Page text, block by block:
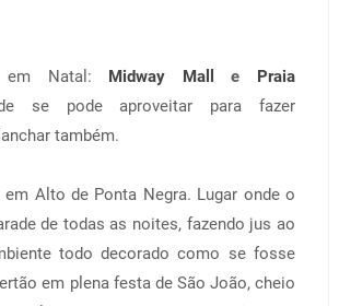
em Natal: Midway Mall e
Praia
se pode aproveitar para fazer
também.
em Alto de Ponta Negra. Lugar onde o
de todas as noites, fazendo jus ao
todo decorado como se fosse
em plena festa de São João, cheio